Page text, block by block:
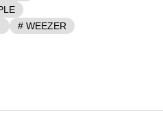
# WEEZER